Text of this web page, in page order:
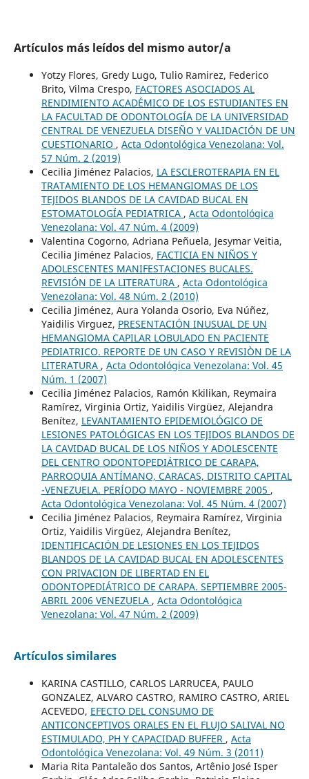
Artículos más leídos del mismo autor/a
Yotzy Flores, Gredy Lugo, Tulio Ramirez, Federico
Brito, Vilma Crespo, FACTORES ASOCIADOS AL
RENDIMIENTO ACADÉMICO DE LOS ESTUDIANTES EN
LA FACULTAD DE ODONTOLOGÍA DE LA UNIVERSIDAD
CENTRAL DE VENEZUELA DISEÑO Y VALIDACIÓN DE UN
CUESTIONARIO , Acta Odontológica Venezolana: Vol.
57 Núm. 2 (2019)
Cecilia Jiménez Palacios, LA ESCLEROTERAPIA EN EL
TRATAMIENTO DE LOS HEMANGIOMAS DE LOS
TEJIDOS BLANDOS DE LA CAVIDAD BUCAL EN
ESTOMATOLOGÍA PEDIATRICA , Acta Odontológica
Venezolana: Vol. 47 Núm. 4 (2009)
Valentina Cogorno, Adriana Peñuela, Jesymar Veitia,
Cecilia Jiménez Palacios, FACTICIA EN NIÑOS Y
ADOLESCENTES MANIFESTACIONES BUCALES.
REVISIÓN DE LA LITERATURA , Acta Odontológica
Venezolana: Vol. 48 Núm. 2 (2010)
Cecilia Jiménez, Aura Yolanda Osorio, Eva Núñez,
Yaidilis Virguez, PRESENTACIÓN INUSUAL DE UN
HEMANGIOMA CAPILAR LOBULADO EN PACIENTE
PEDIATRICO. REPORTE DE UN CASO Y REVISIÒN DE LA
LITERATURA , Acta Odontológica Venezolana: Vol. 45
Núm. 1 (2007)
Cecilia Jiménez Palacios, Ramón Kkilikan, Reymaira
Ramírez, Virginia Ortiz, Yaidilis Virgüez, Alejandra
Benítez, LEVANTAMIENTO EPIDEMIOLÓGICO DE
LESIONES PATOLÓGICAS EN LOS TEJIDOS BLANDOS DE
LA CAVIDAD BUCAL DE LOS NIÑOS Y ADOLESCENTE
DEL CENTRO ODONTOPEDIÁTRICO DE CARAPA,
PARROQUIA ANTÍMANO, CARACAS, DISTRITO CAPITAL
-VENEZUELA. PERÍODO MAYO - NOVIEMBRE 2005 ,
Acta Odontológica Venezolana: Vol. 45 Núm. 4 (2007)
Cecilia Jiménez Palacios, Reymaira Ramírez, Virginia
Ortiz, Yaidilis Virgüez, Alejandra Benítez,
IDENTIFICACIÓN DE LESIONES EN LOS TEJIDOS
BLANDOS DE LA CAVIDAD BUCAL EN ADOLESCENTES
CON PRIVACION DE LIBERTAD EN EL
ODONTOPEDIÁTRICO DE CARAPA. SEPTIEMBRE 2005-
ABRIL 2006 VENEZUELA , Acta Odontológica
Venezolana: Vol. 47 Núm. 2 (2009)
Artículos similares
KARINA CASTILLO, CARLOS LARRUCEA, PAULO
GONZALEZ, ALVARO CASTRO, RAMIRO CASTRO, ARIEL
ACEVEDO, EFECTO DEL CONSUMO DE
ANTICONCEPTIVOS ORALES EN EL FLUJO SALIVAL NO
ESTIMULADO, PH Y CAPACIDAD BUFFER , Acta
Odontológica Venezolana: Vol. 49 Núm. 3 (2011)
Maria Rita Pantaleão dos Santos, Artênio José Isper